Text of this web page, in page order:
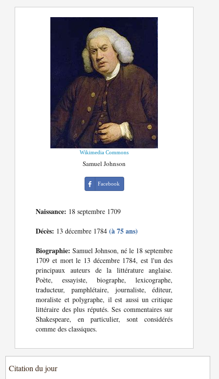
Wikimedia Commons
Samuel Johnson
Facebook
Naissance: 18 septembre 1709
Décès: 13 décembre 1784(à 75 ans)
Biographie: Samuel Johnson, né le 18 septembre
1709 et mort le 13 décembre 1784, est l'un des
principaux auteurs de la littérature anglaise.
Poète, essayiste, biographe, lexicographe,
traducteur, pamphlétaire, journaliste, éditeur,
moraliste et polygraphe, il est aussi un critique
littéraire des plus réputés. Ses commentaires sur
Shakespeare, en particulier, sont considérés
comme des classiques.
Citation du jour